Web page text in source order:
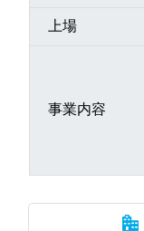
上場
事業内容